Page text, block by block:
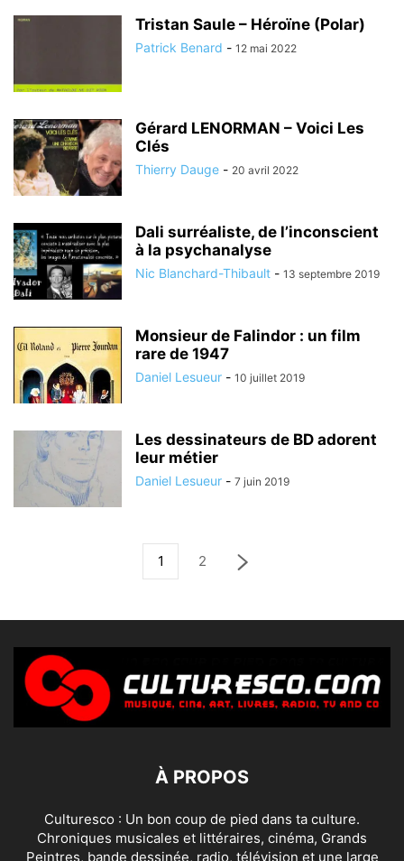
Tristan Saule – Héroïne (Polar)
Patrick Benard - 12 mai 2022
Gérard LENORMAN – Voici Les
Clés
Thierry Dauge - 20 avril 2022
Dali surréaliste, de l’inconscient
à la psychanalyse
Nic Blanchard-Thibault - 13 septembre 2019
Monsieur de Falindor : un film
rare de 1947
Daniel Lesueur - 10 juillet 2019
Les dessinateurs de BD adorent
leur métier
Daniel Lesueur - 7 juin 2019
1 2
À PROPOS
Culturesco : Un bon coup de pied dans ta culture.
Chroniques musicales et littéraires, cinéma, Grands
Peintres, bande dessinée, radio, télévision et une large